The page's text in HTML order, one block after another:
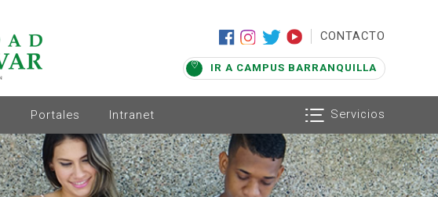
| CONTACTO
IR A CAMPUS BARRANQUILLA
Portales Intranet Servicios